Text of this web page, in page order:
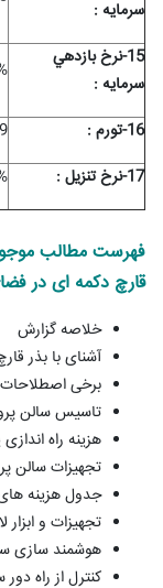
سرمايه :
15-نرخ بازدهي
سرمايه :
16-تورم :
17-نرخ تنزیل :
فهرست مطالب
قارچ دکمه ای در فضای 100 متری نگارش
خلاصه گزارش
آشنای با بذر
برخی
تاسیس سالن
هزینه راه اندازی یک سالن
تجهیزات سالن
جدول هزینه های
تجهیزات و
هوشمند
کنترل از راه